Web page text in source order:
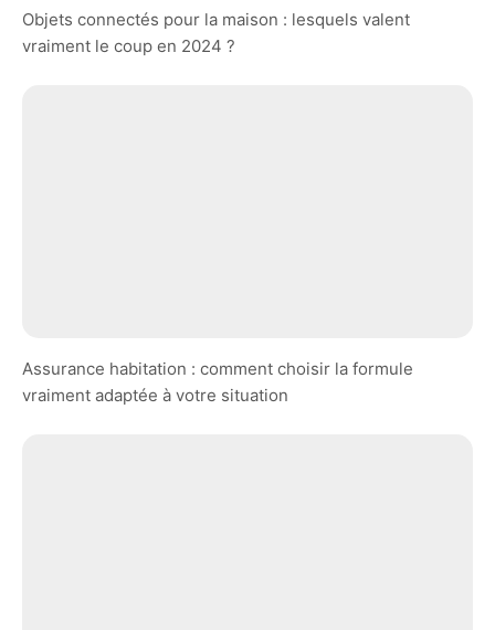
Objets connectés pour la maison : lesquels valent
vraiment le coup en 2024 ?
Assurance habitation : comment choisir la formule
vraiment adaptée à votre situation